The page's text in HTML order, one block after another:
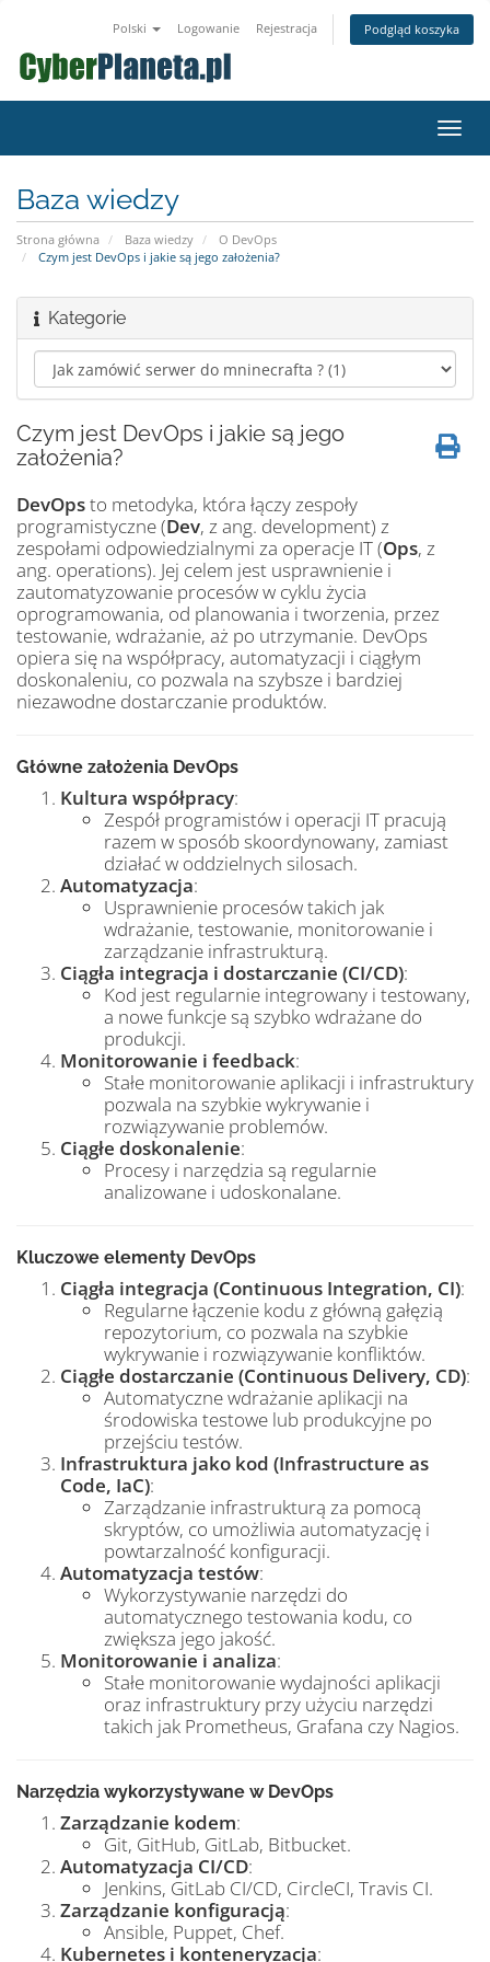
Polski Logowanie Rejestracja Podgląd koszyka
Baza wiedzy
Strona główna Baza wiedzy
O DevOps
Czym jest DevOps i jakie są jego założenia?
Kategorie
Czym jest DevOps i jakie są jego
założenia?
DevOpsto metodyka, która łączy zespoły
programistyczne (Dev, z ang. development) z
zespołami odpowiedzialnymi za operacje IT (Ops, z
ang. operations). Jej celem jest usprawnienie i
zautomatyzowanie procesów w cyklu życia
oprogramowania, od planowania i tworzenia, przez
testowanie, wdrażanie, aż po utrzymanie. DevOps
opiera się na współpracy, automatyzacji i ciągłym
doskonaleniu, co pozwala na szybsze i bardziej
niezawodne dostarczanie produktów.
Główne założenia DevOps
Kultura współpracy:
Zespół programistów i operacji IT pracują
razem w sposób skoordynowany, zamiast
działać w oddzielnych silosach.
Automatyzacja:
Usprawnienie procesów takich jak
wdrażanie, testowanie, monitorowanie i
zarządzanie infrastrukturą.
Ciągła integracja i dostarczanie (CI/CD):
Kod jest regularnie integrowany i testowany,
a nowe funkcje są szybko wdrażane do
produkcji.
Monitorowanie i feedback:
Stałe monitorowanie aplikacji i infrastruktury
pozwala na szybkie wykrywanie i
rozwiązywanie problemów.
Ciągłe doskonalenie:
Procesy i narzędzia są regularnie
analizowane i udoskonalane.
Kluczowe elementy DevOps
Ciągła integracja (Continuous Integration, CI):
Regularne łączenie kodu z główną gałęzią
repozytorium, co pozwala na szybkie
wykrywanie i rozwiązywanie konfliktów.
Ciągłe dostarczanie (Continuous Delivery, CD):
Automatyczne wdrażanie aplikacji na
środowiska testowe lub produkcyjne po
przejściu testów.
Infrastruktura jako kod (Infrastructure as
Code, IaC):
Zarządzanie infrastrukturą za pomocą
skryptów, co umożliwia automatyzację i
powtarzalność konfiguracji.
Automatyzacja testów:
Wykorzystywanie narzędzi do
automatycznego testowania kodu, co
zwiększa jego jakość.
Monitorowanie i analiza:
Stałe monitorowanie wydajności aplikacji
oraz infrastruktury przy użyciu narzędzi
takich jak Prometheus, Grafana czy Nagios.
Narzędzia wykorzystywane w DevOps
Zarządzanie kodem:
Git, GitHub, GitLab, Bitbucket.
Automatyzacja CI/CD:
Jenkins, GitLab CI/CD, CircleCI, Travis CI.
Zarządzanie konfiguracją:
Ansible, Puppet, Chef.
Kubernetes i konteneryzacja: